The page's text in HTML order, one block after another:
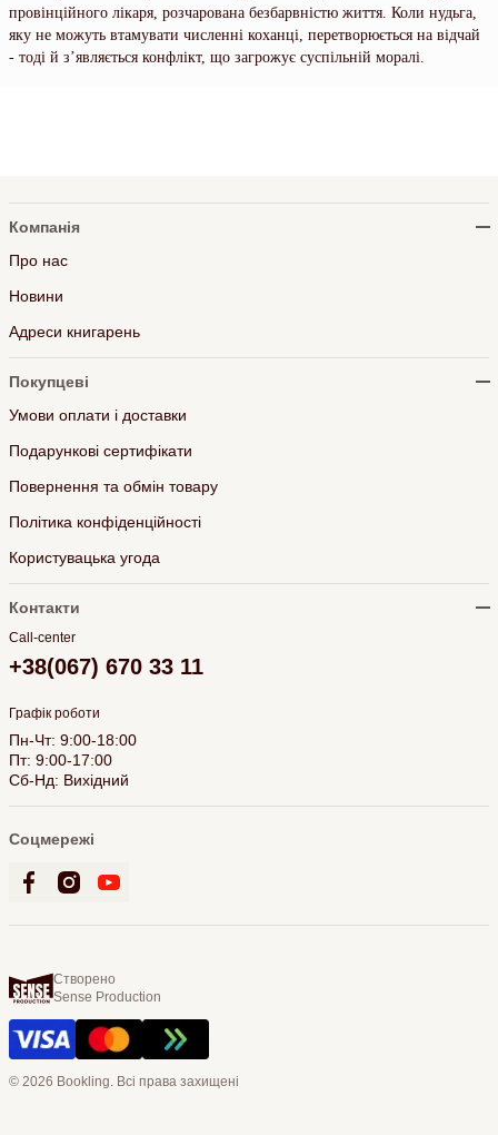
провінційного лікаря, розчарована безбарвністю життя. Коли нудьга,
яку не можуть втамувати численні коханці, перетворюється на відчай
- тоді й з’являється конфлікт, що загрожує суспільній моралі.
Компанія
Про нас
Новини
Адреси книгарень
Покупцеві
Умови оплати і доставки
Подарункові сертифікати
Повернення та обмін товару
Політика конфіденційності
Користувацька угода
Контакти
Call-center
+38(067) 670 33 11
Графік роботи
Пн-Чт: 9:00-18:00
Пт: 9:00-17:00
Сб-Нд: Вихідний
Соцмережі
Створено
Sense Production
© 2026 Bookling. Всі права захищені